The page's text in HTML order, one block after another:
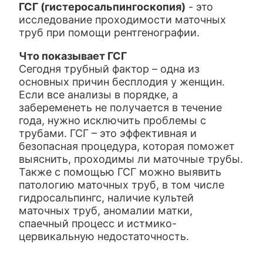
ГСГ (гистеросальпингоскопия) - это
исследование проходимости маточных
труб при помощи рентгенографии.
Что показывает ГСГ
Сегодня трубный фактор – одна из
основных причин бесплодия у женщин.
Если все анализы в порядке, а
забеременеть не получается в течение
года, нужно исключить проблемы с
трубами. ГСГ – это эффективная и
безопасная процедура, которая поможет
выяснить, проходимы ли маточные трубы.
Также с помощью ГСГ можно выявить
патологию маточных труб, в том числе
гидросальпингс, наличие культей
маточных труб, аномалии матки,
спаечный процесс и истмико-
цервикальную недостаточность.